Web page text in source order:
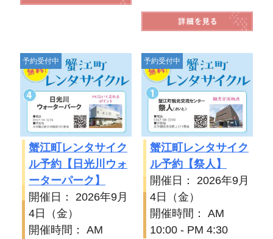
予約受付中
蟹江町レンタサイク
ル予約【日光川ウォ
ーターパーク】
開催日： 2026年9月
4日（金）
開催時間： AM
予約受付中
蟹江町レンタサイク
ル予約【祭人】
開催日： 2026年9月
4日（金）
開催時間： AM
10:00 - PM 4:30